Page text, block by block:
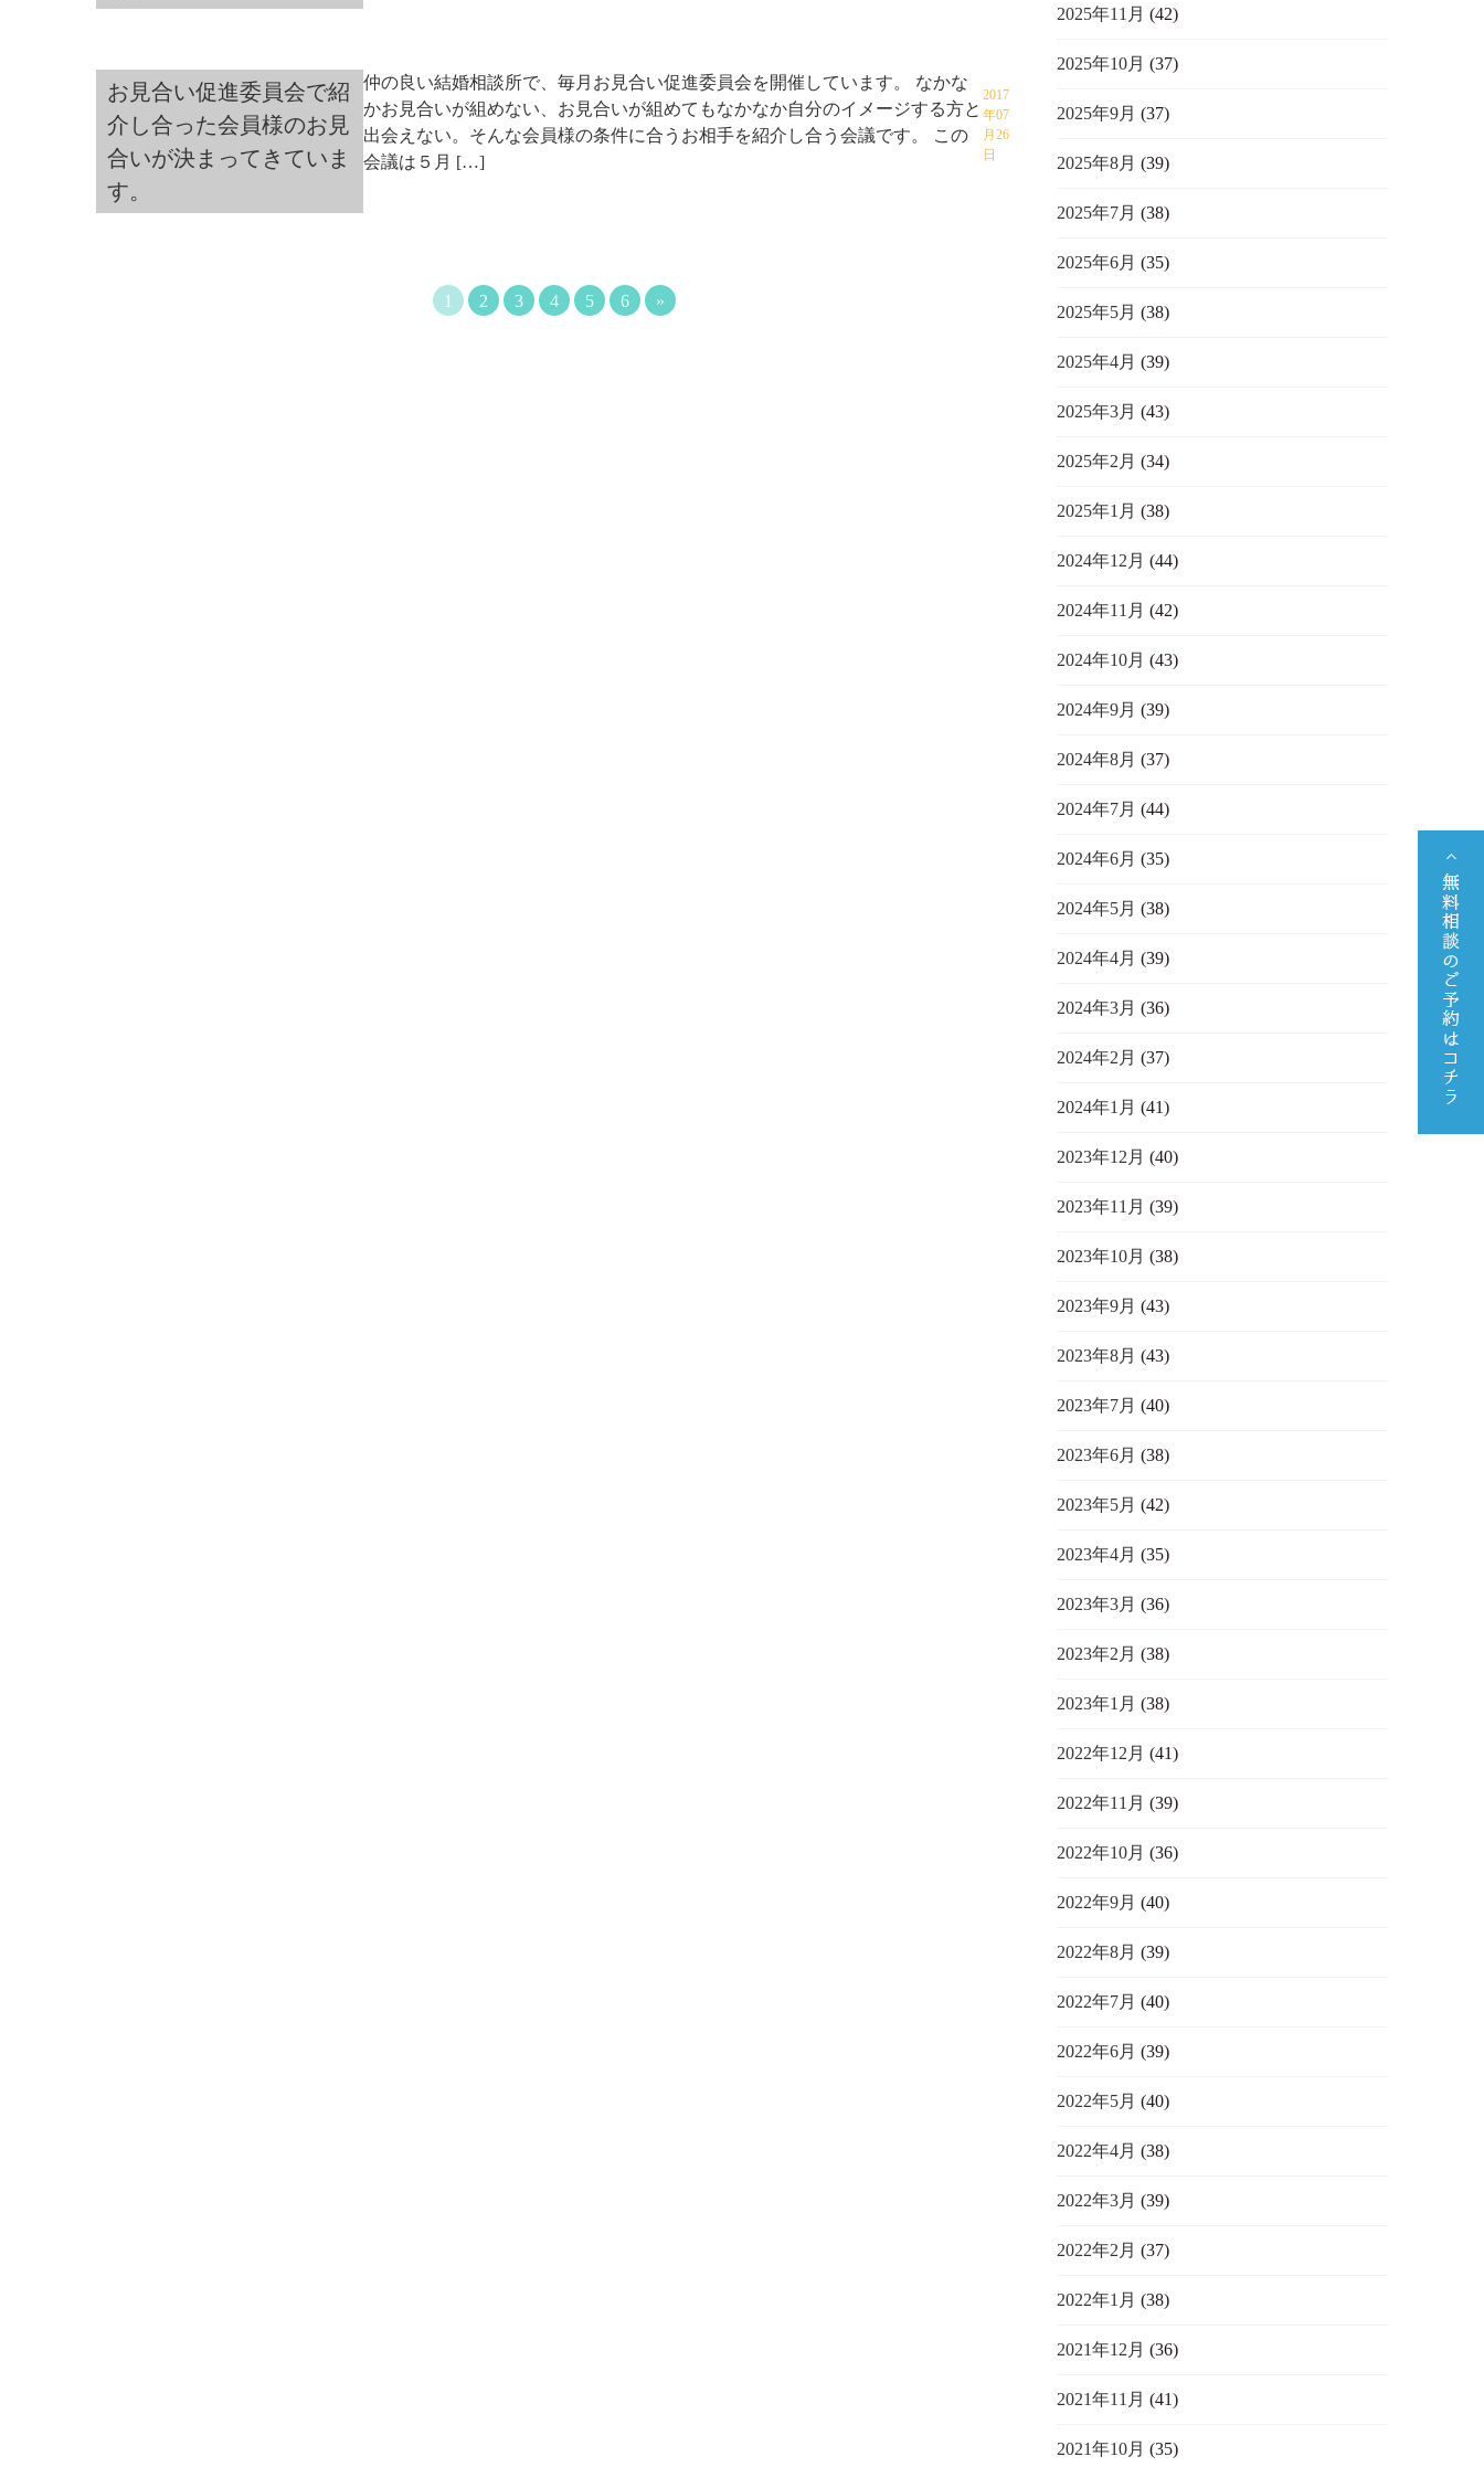
お見合い促進委員会で紹
介し合った会員様のお見
合いが決まってきていま
す。
仲の良い結婚相談所で、毎月お見合い促進委員会を開催しています。 なかな
かお見合いが組めない、お見合いが組めてもなかなか自分のイメージする方と
出会えない。そんな会員様の条件に合うお相手を紹介し合う会議です。 この
会議は５月 […]
2017
年07
月26
日
1 2 3 4 5 6 »
2025年11月 (42)
2025年10月 (37)
2025年9月 (37)
2025年8月 (39)
2025年7月 (38)
2025年6月 (35)
2025年5月 (38)
2025年4月 (39)
2025年3月 (43)
2025年2月 (34)
2025年1月 (38)
2024年12月 (44)
2024年11月 (42)
2024年10月 (43)
2024年9月 (39)
2024年8月 (37)
2024年7月 (44)
2024年6月 (35)
2024年5月 (38)
2024年4月 (39)
2024年3月 (36)
2024年2月 (37)
2024年1月 (41)
2023年12月 (40)
2023年11月 (39)
2023年10月 (38)
2023年9月 (43)
2023年8月 (43)
2023年7月 (40)
2023年6月 (38)
2023年5月 (42)
2023年4月 (35)
2023年3月 (36)
2023年2月 (38)
2023年1月 (38)
2022年12月 (41)
2022年11月 (39)
2022年10月 (36)
2022年9月 (40)
2022年8月 (39)
2022年7月 (40)
2022年6月 (39)
2022年5月 (40)
2022年4月 (38)
2022年3月 (39)
2022年2月 (37)
2022年1月 (38)
2021年12月 (36)
2021年11月 (41)
2021年10月 (35)